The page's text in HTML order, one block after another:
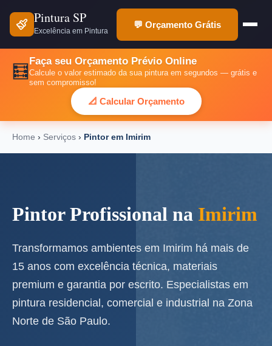
Pintura SP
Excelência em Pintura
💬 Orçamento Grátis
🧮
Faça seu Orçamento Prévio Online
Calcule o valor estimado da sua pintura em segundos — grátis e
sem compromisso!
📐 Calcular Orçamento
Home › Serviços › Pintor em Imirim
Pintor Profissional na Imirim
Transformamos ambientes em Imirim há mais de
15 anos com excelência técnica, materiais
premium e garantia por escrito. Especialistas em
pintura residencial, comercial e industrial na Zona
Norte de São Paulo.